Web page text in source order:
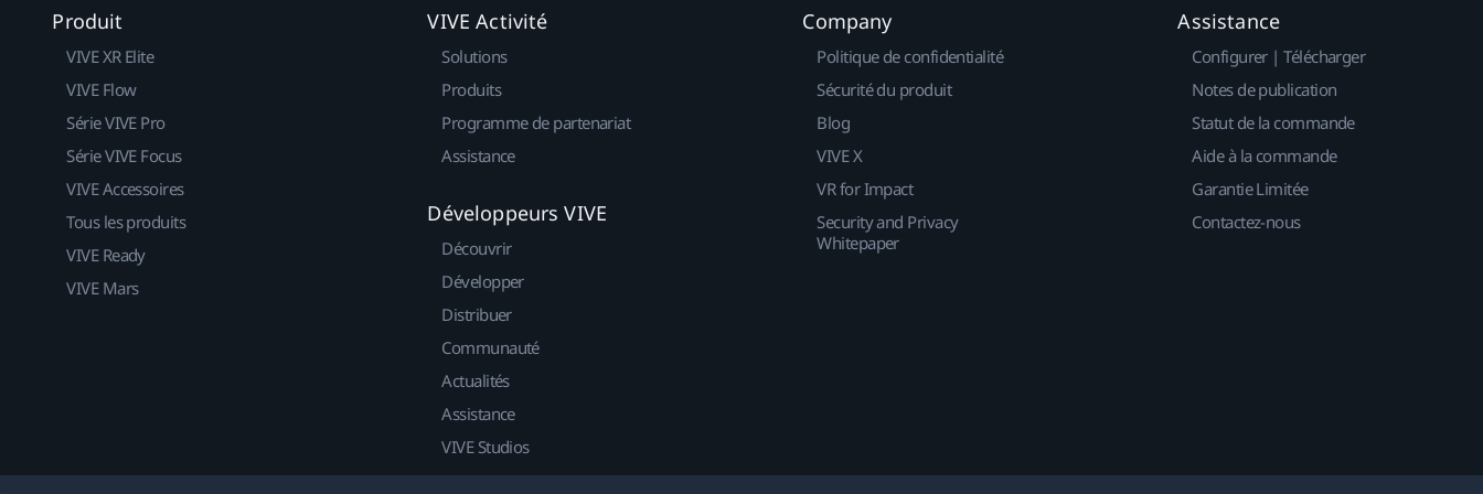
Produit
VIVE XR Elite
VIVE Flow
Série VIVE Pro
Série VIVE Focus
VIVE Accessoires
Tous les produits
VIVE Ready
VIVE Mars
VIVE Activité
Solutions
Produits
Programme de partenariat
Assistance
Développeurs VIVE
Découvrir
Développer
Distribuer
Communauté
Actualités
Assistance
VIVE Studios
Company
Politique de confidentialité
Sécurité du produit
Blog
VIVE X
VR for Impact
Security and Privacy
Whitepaper
Assistance
Configurer | Télécharger
Notes de publication
Statut de la commande
Aide à la commande
Garantie Limitée
Contactez-nous